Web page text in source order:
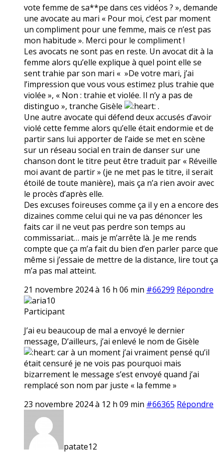
vote femme de sa**pe dans ces vidéos ? », demande
une avocate au mari « Pour moi, c’est par moment
un compliment pour une femme, mais ce n’est pas
mon habitude ». Merci pour le compliment !
Les avocats ne sont pas en reste. Un avocat dit à la
femme alors qu’elle explique à quel point elle se
sent trahie par son mari « »De votre mari, j’ai
l’impression que vous vous estimez plus trahie que
violée », « Non : trahie et violée. Il n’y a pas de
distinguo », tranche Gisèle
.
Une autre avocate qui défend deux accusés d’avoir
violé cette femme alors qu’elle était endormie et de
partir sans lui apporter de l’aide se met en scène
sur un réseau social en train de danser sur une
chanson dont le titre peut être traduit par « Réveille
moi avant de partir » (je ne met pas le titre, il serait
étoilé de toute manière), mais ça n’a rien avoir avec
le procès d’après elle.
Des excuses foireuses comme ça il y en a encore des
dizaines comme celui qui ne va pas dénoncer les
faits car il ne veut pas perdre son temps au
commissariat… mais je m’arrête là. Je me rends
compte que ça m’a fait du bien d’en parler parce que
même si j’essaie de mettre de la distance, lire tout ça
m’a pas mal atteint.
21 novembre 2024 à 16 h 06 min #66299 Répondre
aria10
Participant
J’ai eu beaucoup de mal a envoyé le dernier
message, D’ailleurs, j’ai enlevé le nom de Gisèle
car à un moment j’ai vraiment pensé qu’il
était censuré je ne vois pas pourquoi mais
bizarrement le message s’est envoyé quand j’ai
remplacé son nom par juste « la femme »
23 novembre 2024 à 12 h 09 min #66365 Répondre
patate12